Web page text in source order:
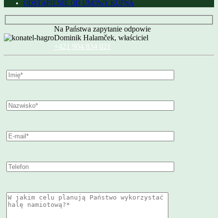
ODSTĄPIENIE OD UMOWY KUPNA
Na Państwa zapytanie odpowie
Dominik Halamček, właściciel
+421 904 834 021